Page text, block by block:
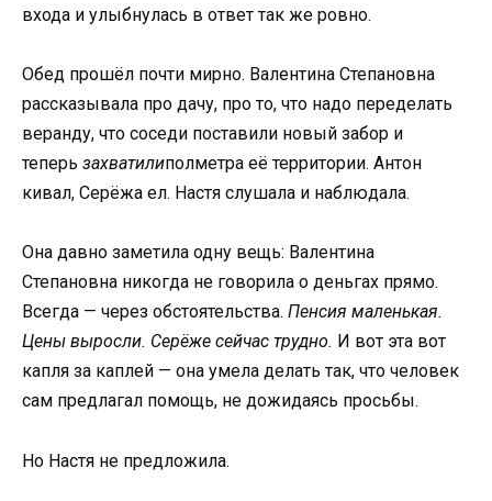
входа и улыбнулась в ответ так же ровно.
Обед прошёл почти мирно. Валентина Степановна
рассказывала про дачу, про то, что надо переделать
веранду, что соседи поставили новый забор и
теперь захватилиполметра её территории. Антон
кивал, Серёжа ел. Настя слушала и наблюдала.
Она давно заметила одну вещь: Валентина
Степановна никогда не говорила о деньгах прямо.
Всегда — через обстоятельства. Пенсия маленькая.
Цены выросли. Серёже сейчас трудно. И вот эта вот
капля за каплей — она умела делать так, что человек
сам предлагал помощь, не дожидаясь просьбы.
Но Настя не предложила.